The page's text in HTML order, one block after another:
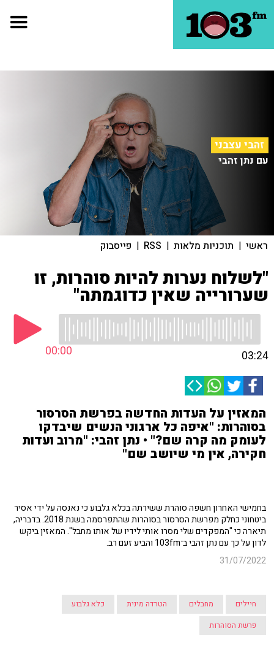
זהבי עצבני
עם נתן זהבי
ראשי | תוכניות מלאות |
RSS
| פייסבוק
"לשלוח נערות להיות סוהרות, זו
שערורייה שאין כדוגמתה"
00:00 03:24
המאזין על העדות החדשה בפרשת הסרסור
בסוהרות: "איפה כל ארגוני הנשים שיבדקו
לעומק מה קרה שם?" • נתן זהבי: "מרוב ועדות
חקירה, אין מי שיושב שם"
בחמישי האחרון חשפה סוהרת ששירתה בכלא גלבוע כי נאנסה על ידי אסיר
ביטחוני כחלק מפרשת הסרסור בסוהרות שהתפרסמה בשנת 2018. בדבריה,
תיארה כי "המפקדים שלי מסרו אותי לידיו של אותו מחבל". המאזין ביקש
לדון על כך עם נתן זהבי ב־103fm והביע זעם רב.
31/07/2022
חיילים מחבלים הטרדה מינית
כלא גלבוע
פרשת הסוהרות